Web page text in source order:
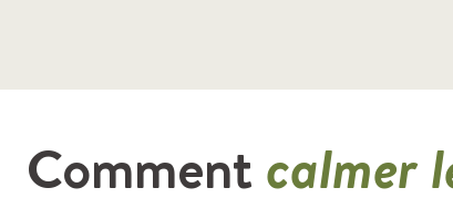
Comment calmer